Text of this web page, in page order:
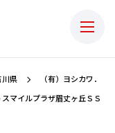
川県
（有）ヨシカワ．
スマイルプラザ眉丈ヶ丘ＳＳ